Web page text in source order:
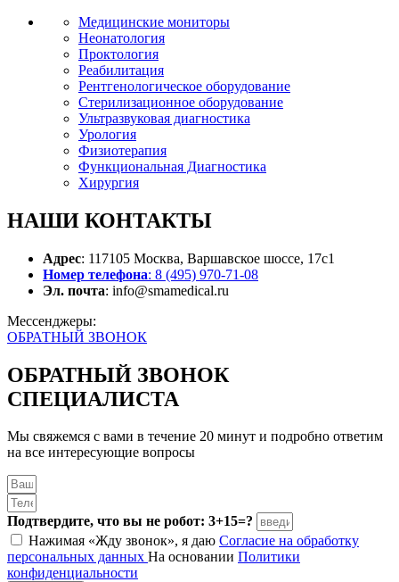
Медицинские мониторы
Неонатология
Проктология
Реабилитация
Рентгенологическое оборудование
Стерилизационное оборудование
Ультразвуковая диагностика
Урология
Физиотерапия
Функциональная Диагностика
Хирургия
НАШИ КОНТАКТЫ
Адрес: 117105 Москва, Варшавское шоссе, 17с1
Номер телефона: 8 (495) 970-71-08
Эл. почта: info@smamedical.ru
Мессенджеры:
ОБРАТНЫЙ ЗВОНОК
ОБРАТНЫЙ ЗВОНОК
СПЕЦИАЛИСТА
Мы свяжемся с вами в течение 20 минут и подробно ответим
на все интересующие вопросы
Подтвердите, что вы не робот: 3+15=?
Нажимая «Жду звонок», я даю Согласие на обработку
персональных данных На основании Политики
конфиденциальности